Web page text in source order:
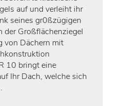
auf und verleiht ihr
seines gr0ßzügigen
der Großflächenziegel
von Dächern mit
10 bringt eine
Ihr Dach, welche sich